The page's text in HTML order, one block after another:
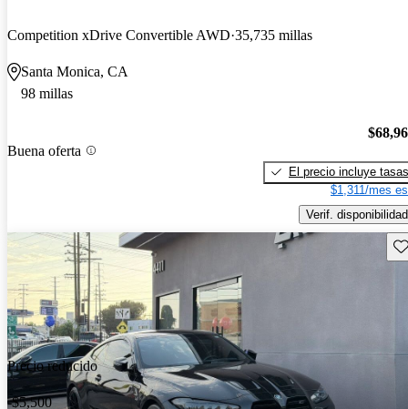
Competition xDrive Convertible AWD 35,735 millas
Santa Monica, CA
98 millas
Buena oferta
El precio incluye tasas
$1,311/mes
Verif. disponibilidad
Precio reducido
-$5,500